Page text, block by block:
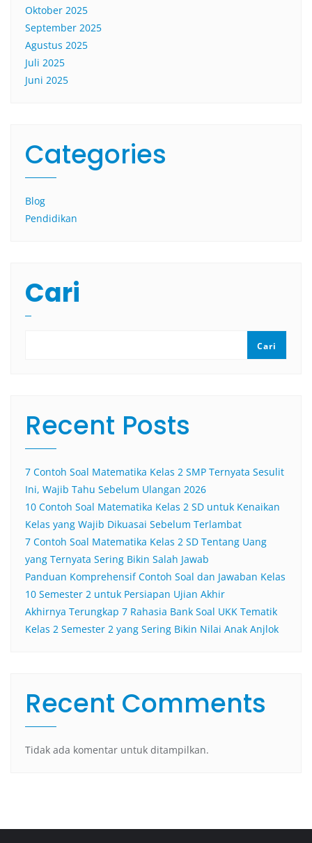
Oktober 2025
September 2025
Agustus 2025
Juli 2025
Juni 2025
Categories
Blog
Pendidikan
Cari
Cari
Recent Posts
7 Contoh Soal Matematika Kelas 2 SMP Ternyata Sesulit
Ini, Wajib Tahu Sebelum Ulangan 2026
10 Contoh Soal Matematika Kelas 2 SD untuk Kenaikan
Kelas yang Wajib Dikuasai Sebelum Terlambat
7 Contoh Soal Matematika Kelas 2 SD Tentang Uang
yang Ternyata Sering Bikin Salah Jawab
Panduan Komprehensif Contoh Soal dan Jawaban Kelas
10 Semester 2 untuk Persiapan Ujian Akhir
Akhirnya Terungkap 7 Rahasia Bank Soal UKK Tematik
Kelas 2 Semester 2 yang Sering Bikin Nilai Anak Anjlok
Recent Comments
Tidak ada komentar untuk ditampilkan.